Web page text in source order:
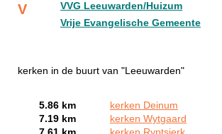
V
VVG Leeuwarden/Huizum
Vrije Evangelische Gemeente
kerken in de buurt van "Leeuwarden"
5.86 km
kerken Deinum
7.19 km
kerken Wytgaard